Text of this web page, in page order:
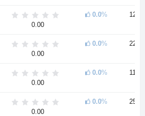
0.00
0.0% 12
0.00
0.0% 22
0.00
0.0% 11
0.00
0.0% 25